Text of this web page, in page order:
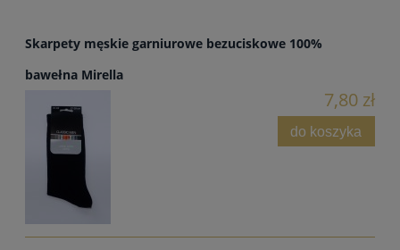
Skarpety męskie garniurowe bezuciskowe 100%
bawełna Mirella
7,80 zł
do koszyka